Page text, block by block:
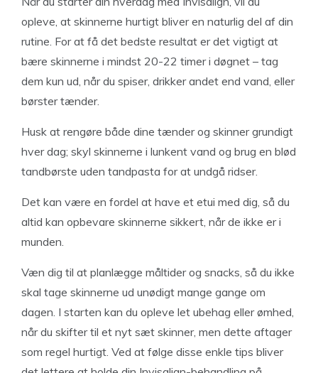
opleve, at skinnerne hurtigt bliver en naturlig del af din
rutine. For at få det bedste resultat er det vigtigt at
bære skinnerne i mindst 20-22 timer i døgnet – tag
dem kun ud, når du spiser, drikker andet end vand, eller
børster tænder.
Husk at rengøre både dine tænder og skinner grundigt
hver dag; skyl skinnerne i lunkent vand og brug en blød
tandbørste uden tandpasta for at undgå ridser.
Det kan være en fordel at have et etui med dig, så du
altid kan opbevare skinnerne sikkert, når de ikke er i
munden.
Væn dig til at planlægge måltider og snacks, så du ikke
skal tage skinnerne ud unødigt mange gange om
dagen. I starten kan du opleve let ubehag eller ømhed,
når du skifter til et nyt sæt skinner, men dette aftager
som regel hurtigt. Ved at følge disse enkle tips bliver